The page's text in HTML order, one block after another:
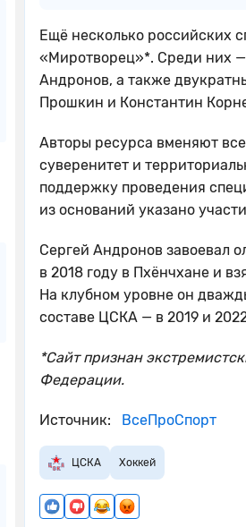
Ещё несколько российских
«Миротворец»*. Среди них
Андронов, а также
Прошкин и Константин
Авторы ресурса вменяют
суверенитет и
поддержку проведения
из оснований указано
Сергей Андронов завоевал
в 2018 году в Пхёнчхане и
На клубном уровне он
составе ЦСКА — в 2019 и
*Сайт признан
Федерации.
Источник: ВсеПроСпорт
ЦСКА Хоккей